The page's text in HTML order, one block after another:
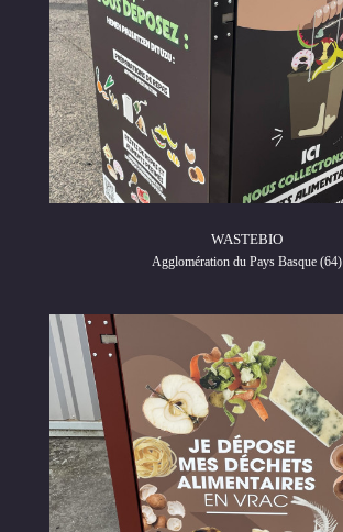
WASTEBIO
Agglomération du Pays Basque (64)